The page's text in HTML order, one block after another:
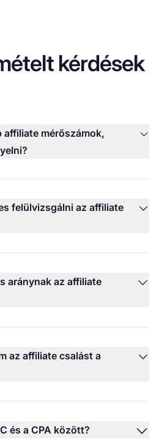
kérdések
mérőszámok,
felülvizsgálni az affiliate
aránynak az affiliate
az affiliate csalást a
és a CPA között?